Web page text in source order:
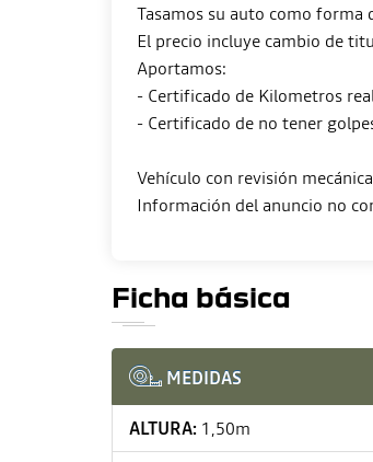
Tasamos su auto como forma
El precio incluye cambio de
Aportamos:
- Certificado de Kilometros
- Certificado de no tener
Vehículo con revisión
Ficha básica
MEDIDAS
ALTURA: 1,50m